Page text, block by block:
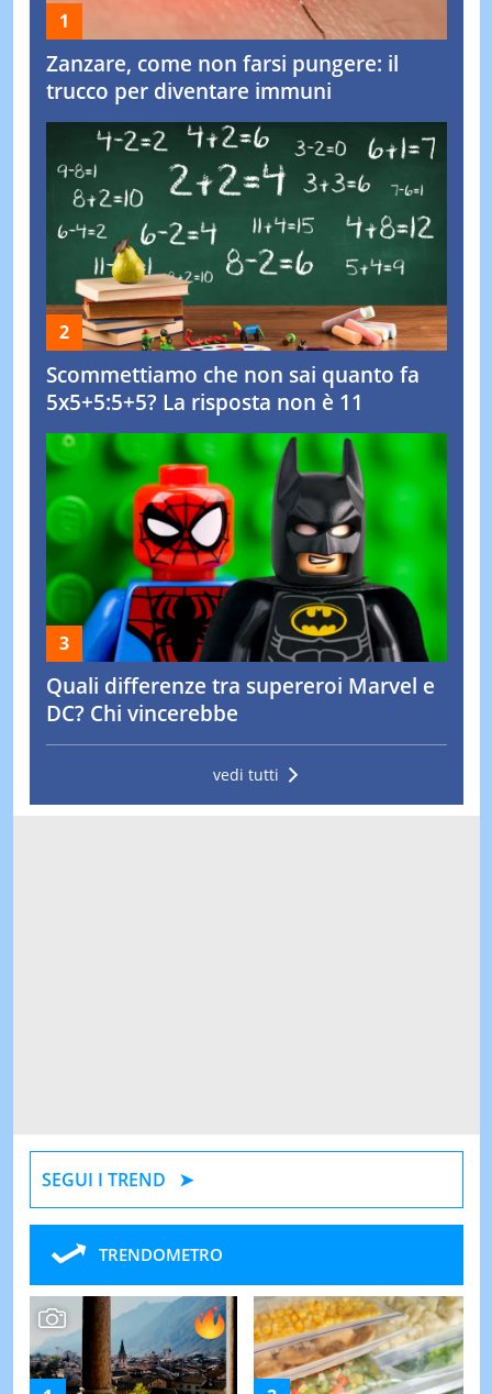
Zanzare, come non farsi pungere: il
trucco per diventare immuni
Scommettiamo che non sai quanto fa
5x5+5:5+5? La risposta non è 11
Quali differenze tra supereroi Marvel e
DC? Chi vincerebbe
vedi tutti
SEGUI I TREND
TRENDOMETRO